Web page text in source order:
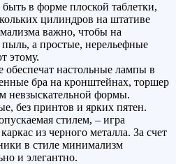
в форме плоской таблетки,
цилиндров на штативе
важно, чтобы на
пыль, а простые, нерельефные
этому.
настольные лампы в
бра на кронштейнах, торшер
невзыскательной формы.
без принтов и ярких пятен.
стилем, – игра
из черного металла. За счет
в стиле минимализм
и элегантно.